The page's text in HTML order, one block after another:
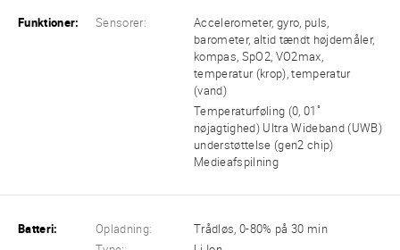
Funktioner: Sensorer:
Accelerometer, gyro, puls,
barometer, altid tændt højdemåler,
kompas, SpO2, VO2max,
temperatur (krop), temperatur
(vand)
Temperaturføling (0, 01˚
nøjagtighed) Ultra Wideband (UWB)
understøttelse (gen2 chip)
Medieafspilning
Batteri: Opladning:
Trådløs, 0-80% på 30 min